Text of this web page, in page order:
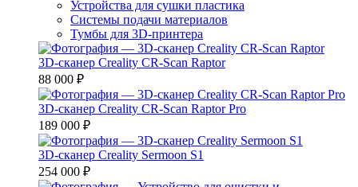
Устройства для сушки пластика
Системы подачи материалов
Тумбы для 3D-принтера
3D-сканер Creality CR-Scan Raptor
88 000 ₽
3D-сканер Creality CR-Scan Raptor Pro
189 000 ₽
3D-сканер Creality Sermoon S1
254 000 ₽